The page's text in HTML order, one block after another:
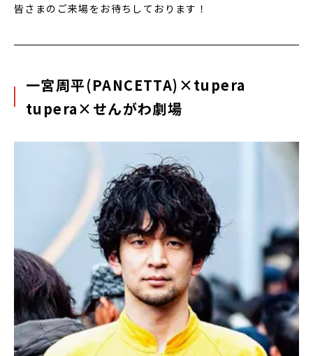
皆さまのご来場をお待ちしております！
一宮周平(PANCETTA)×tupera
tupera×せんがわ劇場